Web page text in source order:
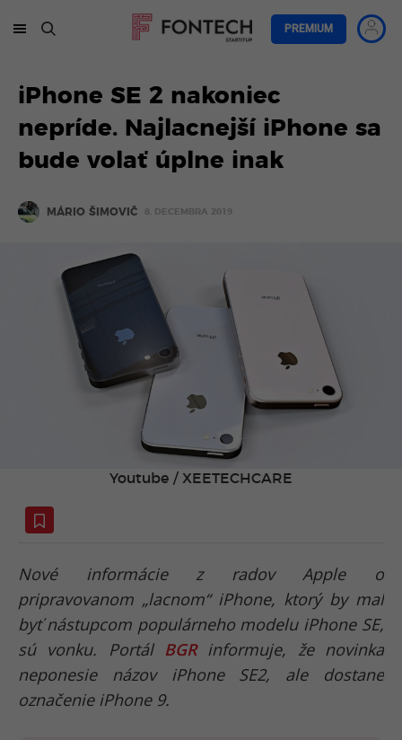
PREMIUM
iPhone SE 2 nakoniec
nepríde. Najlacnejší iPhone sa
bude volať úplne inak
MÁRIO ŠIMOVIČ 8. DECEMBRA 2019
Youtube / XEETECHCARE
Nové informácie z radov Apple o
pripravovanom „lacnom“ iPhone, ktorý by mal
byť nástupcom populárneho modelu iPhone SE,
sú vonku. Portál BGR informuje, že novinka
neponesie názov iPhone SE2, ale dostane
označenie iPhone 9.